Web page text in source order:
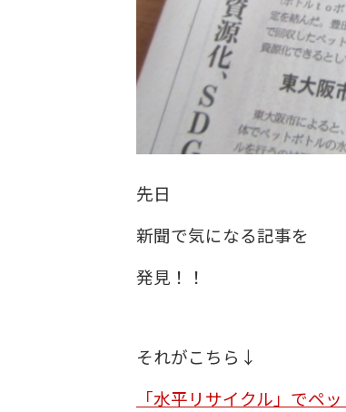
先日
新聞で気になる記事を
発見！！
それがこちら↓
「水平リサイクル」でペ